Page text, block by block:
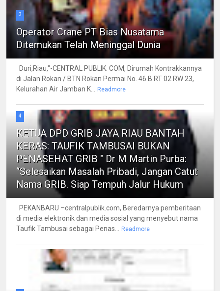
3
Operator Crane PT Bias Nusatama
Ditemukan Telah Meninggal Dunia
Duri,Riau,"-CENTRAL PUBLIK. COM, Dirumah Kontrakkannya
di Jalan Rokan / BTN Rokan Permai No. 46 B RT 02 RW 23,
Kelurahan Air Jamban K...
Readmore
4
KETUA DPD GRIB JAYA RIAU BANTAH
KERAS: TAUFIK TAMBUSAI BUKAN
PENASEHAT GRIB " Dr M Martin Purba:
“Selesaikan Masalah Pribadi, Jangan Catut
Nama GRIB. Siap Tempuh Jalur Hukum
PEKANBARU –centralpublik.com, Beredarnya pemberitaan
di media elektronik dan media sosial yang menyebut nama
Taufik Tambusai sebagai Penas...
Readmore